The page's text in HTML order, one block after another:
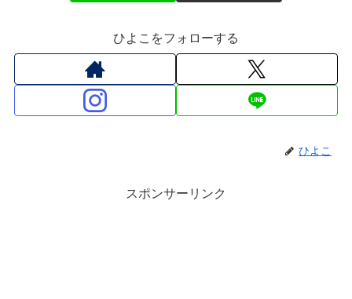
ひよこをフォローする
ひよこ
スポンサーリンク